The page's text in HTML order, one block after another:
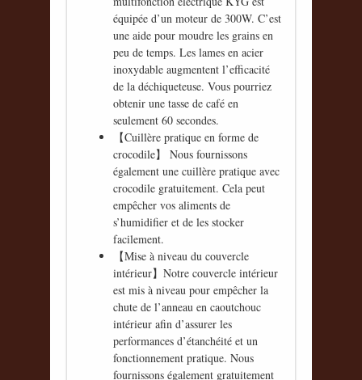
équipée d’un moteur de 300W. C’est
une aide pour moudre les grains en
peu de temps. Les lames en acier
inoxydable augmentent l’efficacité
de la déchiqueteuse. Vous pourriez
obtenir une tasse de café en
seulement 60 secondes.
【Cuillère pratique en forme de
crocodile】 Nous fournissons
également une cuillère pratique avec
crocodile gratuitement. Cela peut
empêcher vos aliments de
s’humidifier et de les stocker
facilement.
【Mise à niveau du couvercle
intérieur】Notre couvercle intérieur
est mis à niveau pour empêcher la
chute de l’anneau en caoutchouc
intérieur afin d’assurer les
performances d’étanchéité et un
fonctionnement pratique. Nous
fournissons également gratuitement